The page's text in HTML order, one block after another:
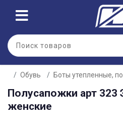
Обувь Боты утепленные,
Полусапожки арт 323
женские